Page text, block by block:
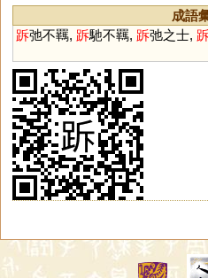
成語
跅弛不羈, 跅馳不羈, 跅弛之士,